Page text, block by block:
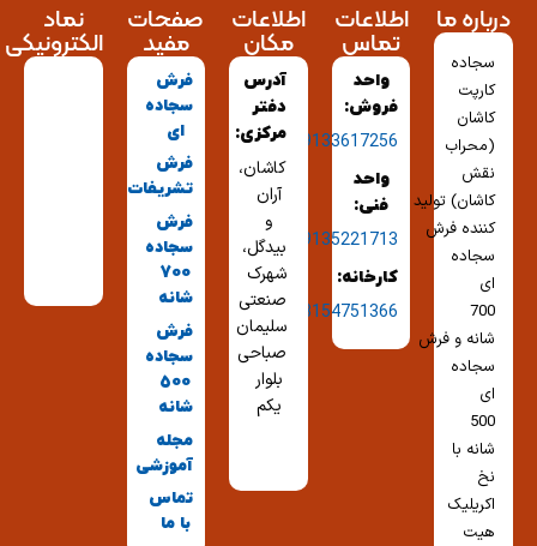
درباره ما
سجاده
کارپت
کاشان
(محراب
نقش
کاشان) تولید
کننده فرش
سجاده
ای
700
شانه و فرش
سجاده
ای
500
شانه با
نخ
اکریلیک
هیت
اطلاعات
تماس
واحد
فروش:
09133617256
واحد
فنی:
09135221713
کارخانه:
03154751366
اطلاعات
مکان
آدرس
دفتر
مرکزی:
کاشان،
آران
و
بیدگل،
شهرک
صنعتی
سلیمان
صباحی
بلوار
یکم
صفحات
مفید
فرش
سجاده
ای
فرش
تشریفات
فرش
سجاده
700
شانه
فرش
سجاده
500
شانه
مجله
آموزشی
تماس
با ما
نماد
الکترونیکی